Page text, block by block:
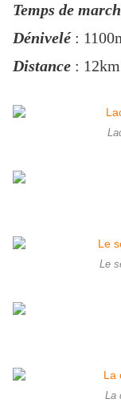
Temps de
Dénivelé :
Distance : 12km
Le
La